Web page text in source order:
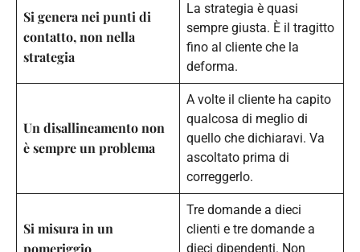
Si genera nei punti di
contatto, non nella
strategia
La strategia è quasi
sempre giusta. È il tragitto
fino al cliente che la
deforma.
Un disallineamento non
è sempre un problema
A volte il cliente ha capito
qualcosa di meglio di
quello che dichiaravi. Va
ascoltato prima di
correggerlo.
Si misura in un
pomeriggio
Tre domande a dieci
clienti e tre domande a
dieci dipendenti. Non